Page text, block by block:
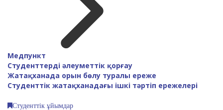
Медпункт
Студенттерді әлеуметтік қорғау
Жатақханада орын бөлу туралы ереже
Студенттік жатақханадағы ішкі тәртіп ережелері
Студенттік ұйымдар